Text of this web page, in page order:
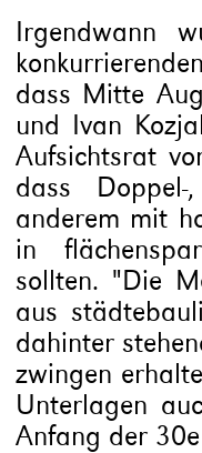
Irgendwann
dass Mitte
und Ivan
Aufsichtsrat
dass
anderem mit
in
sollten. "Die
aus
dahinter
zwingen
Unterlagen
Anfang der